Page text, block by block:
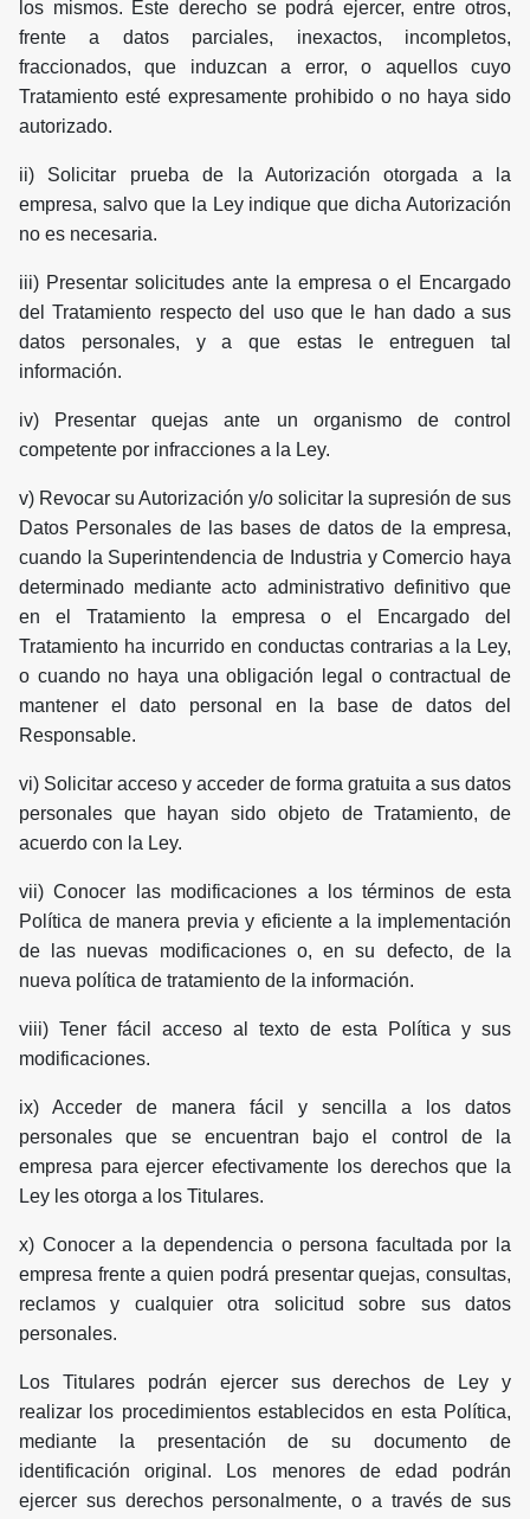
los mismos. Este derecho se podrá ejercer, entre otros,
frente a datos parciales, inexactos, incompletos,
fraccionados, que induzcan a error, o aquellos cuyo
Tratamiento esté expresamente prohibido o no haya sido
autorizado.
ii) Solicitar prueba de la Autorización otorgada a la
empresa, salvo que la Ley indique que dicha Autorización
no es necesaria.
iii) Presentar solicitudes ante la empresa o el Encargado
del Tratamiento respecto del uso que le han dado a sus
datos personales, y a que estas le entreguen tal
información.
iv) Presentar quejas ante un organismo de control
competente por infracciones a la Ley.
v) Revocar su Autorización y/o solicitar la supresión de sus
Datos Personales de las bases de datos de la empresa,
cuando la Superintendencia de Industria y Comercio haya
determinado mediante acto administrativo definitivo que
en el Tratamiento la empresa o el Encargado del
Tratamiento ha incurrido en conductas contrarias a la Ley,
o cuando no haya una obligación legal o contractual de
mantener el dato personal en la base de datos del
Responsable.
vi) Solicitar acceso y acceder de forma gratuita a sus datos
personales que hayan sido objeto de Tratamiento, de
acuerdo con la Ley.
vii) Conocer las modificaciones a los términos de esta
Política de manera previa y eficiente a la implementación
de las nuevas modificaciones o, en su defecto, de la
nueva política de tratamiento de la información.
viii) Tener fácil acceso al texto de esta Política y sus
modificaciones.
ix) Acceder de manera fácil y sencilla a los datos
personales que se encuentran bajo el control de la
empresa para ejercer efectivamente los derechos que la
Ley les otorga a los Titulares.
x) Conocer a la dependencia o persona facultada por la
empresa frente a quien podrá presentar quejas, consultas,
reclamos y cualquier otra solicitud sobre sus datos
personales.
Los Titulares podrán ejercer sus derechos de Ley y
realizar los procedimientos establecidos en esta Política,
mediante la presentación de su documento de
identificación original. Los menores de edad podrán
ejercer sus derechos personalmente, o a través de sus